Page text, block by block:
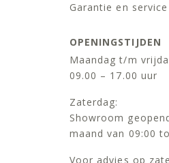
Garantie en service
OPENINGSTIJDEN
Maandag t/m
09.00 – 17.00 uur
Zaterdag:
Showroom
maand van 09:00
Voor advies op